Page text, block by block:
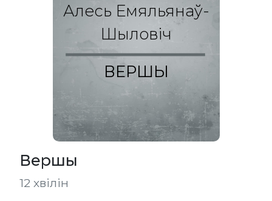
Алесь Емяльянаў-
Шыловіч
ВЕРШЫ
Вершы
12 хвілін